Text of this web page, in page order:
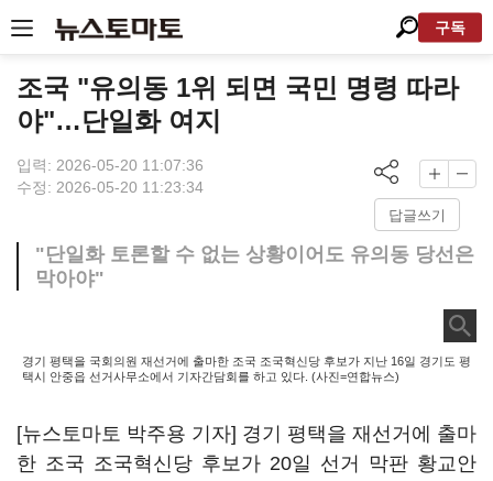
구독
조국 "유의동 1위 되면 국민 명령 따라
야"…단일화 여지
입력: 2026-05-20 11:07:36
수정: 2026-05-20 11:23:34
답글쓰기
"단일화 토론할 수 없는 상황이어도 유의동 당선은
막아야"
경기 평택을 국회의원 재선거에 출마한 조국 조국혁신당 후보가 지난 16일 경기도 평
택시 안중읍 선거사무소에서 기자간담회를 하고 있다. (사진=연합뉴스)
[뉴스토마토 박주용 기자] 경기 평택을 재선거에 출마
한 조국 조국혁신당 후보가 20일 선거 막판 황교안